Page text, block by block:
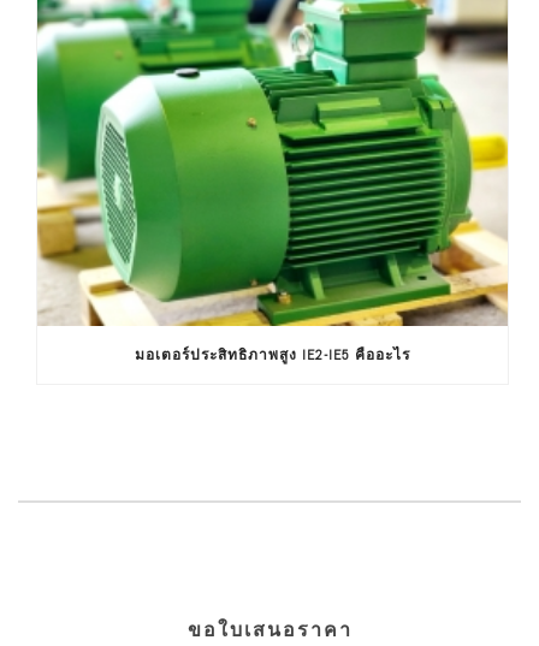
มอเตอร์ประสิทธิภาพสูง IE2-IE5 คืออะไร
ขอใบเสนอราคา